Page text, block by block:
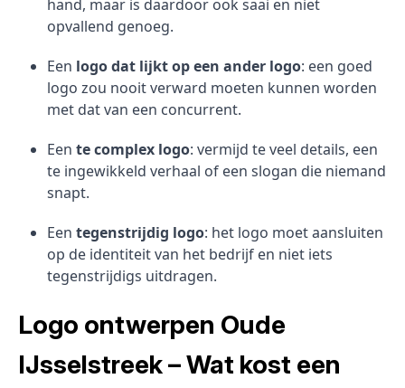
hand, maar is daardoor ook saai en niet
opvallend genoeg.
Een logo dat lijkt op een ander logo: een goed
logo zou nooit verward moeten kunnen worden
met dat van een concurrent.
Een te complex logo: vermijd te veel details, een
te ingewikkeld verhaal of een slogan die niemand
snapt.
Een tegenstrijdig logo: het logo moet aansluiten
op de identiteit van het bedrijf en niet iets
tegenstrijdigs uitdragen.
Logo ontwerpen Oude
IJsselstreek – Wat kost een